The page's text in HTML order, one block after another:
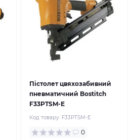
Пістолет цвяхозабивний
пневматичний Bostitch
F33PTSM-E
Код товару: F33PTSM-E
0